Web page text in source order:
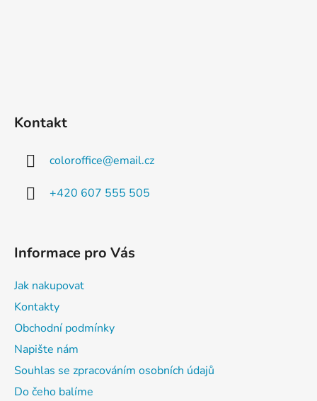
Kontakt
coloroffice@email.cz
+420 607 555 505
Informace pro Vás
Jak nakupovat
Kontakty
Obchodní podmínky
Napište nám
Souhlas se zpracováním osobních údajů
Do čeho balíme